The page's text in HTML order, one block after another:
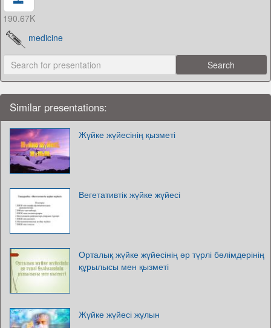
190.67K
medicine
Similar presentations:
Жүйке жүйесінің қызметі
Вегетативтік жүйке жүйесі
Орталық жүйке жүйесінің әр түрлі бөлімдерінің
құрылысы мен қызметі
Жүйке жүйесі жұлын